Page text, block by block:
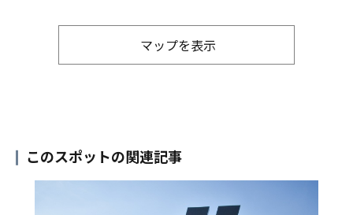
マップを表示
このスポットの関連記事